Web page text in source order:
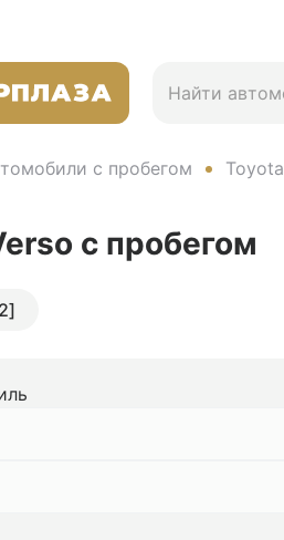
с пробегом Toyota
с пробегом